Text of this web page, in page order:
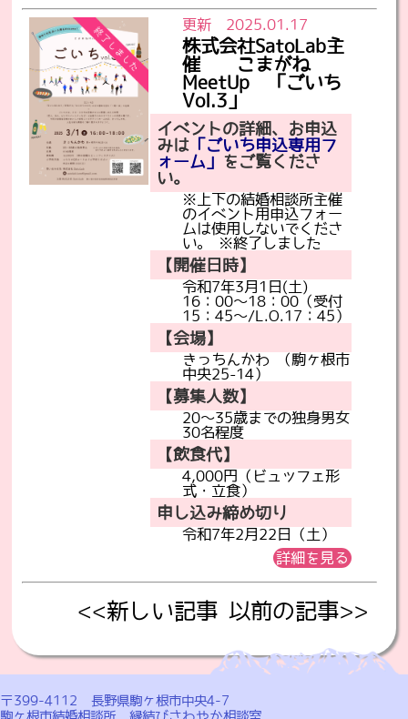
イベントの詳細、お申込
みは「ごいち申込専用フ
ォーム」
をご覧くださ
い。
※上下の結婚相談所主催
のイベント用申込フォー
ムは使用しないでくださ
い。 ※終了しました
【開催日時】
令和7年3月1日(土)
16：00～18：00（受付
15：45～/L.O.17：45）
【会場】
きっちんかわ （駒ヶ根市
中央25-14）
【募集人数】
20～35歳までの独身男女
30名程度
【飲食代】
4,000円（ビュッフェ形
式・立食）
申し込み締め切り
令和7年2月22日（土）
詳細を見る
株式会社SatoLab主
催 こまがね
MeetUp 「ごいち
Vol.3」
更新 2025.01.17
<<新しい記事 以前の記事>>
〒399-4112 長野県駒ヶ根市中央4-7
駒ヶ根市結婚相談所 縁結びさわやか相談室